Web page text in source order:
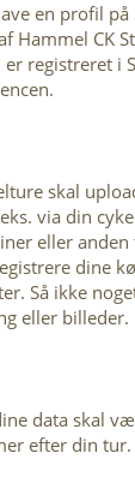
en profil
Hammel CK
er registreret i
skal
via din
eller
dine
Så ikke
eller billeder.
data skal
efter din tur.